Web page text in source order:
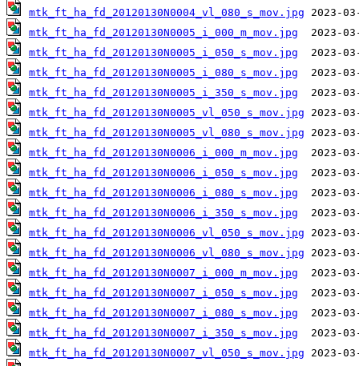
mtk_ft_ha_fd_20120130N0004_vl_080_s_mov.jpg
mtk_ft_ha_fd_20120130N0005_i_000_m_mov.jpg
mtk_ft_ha_fd_20120130N0005_i_050_s_mov.jpg
mtk_ft_ha_fd_20120130N0005_i_080_s_mov.jpg
mtk_ft_ha_fd_20120130N0005_i_350_s_mov.jpg
mtk_ft_ha_fd_20120130N0005_vl_050_s_mov.jpg
mtk_ft_ha_fd_20120130N0005_vl_080_s_mov.jpg
mtk_ft_ha_fd_20120130N0006_i_000_m_mov.jpg
mtk_ft_ha_fd_20120130N0006_i_050_s_mov.jpg
mtk_ft_ha_fd_20120130N0006_i_080_s_mov.jpg
mtk_ft_ha_fd_20120130N0006_i_350_s_mov.jpg
mtk_ft_ha_fd_20120130N0006_vl_050_s_mov.jpg
mtk_ft_ha_fd_20120130N0006_vl_080_s_mov.jpg
mtk_ft_ha_fd_20120130N0007_i_000_m_mov.jpg
mtk_ft_ha_fd_20120130N0007_i_050_s_mov.jpg
mtk_ft_ha_fd_20120130N0007_i_080_s_mov.jpg
mtk_ft_ha_fd_20120130N0007_i_350_s_mov.jpg
mtk_ft_ha_fd_20120130N0007_vl_050_s_mov.jpg